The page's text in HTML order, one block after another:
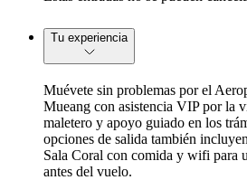
Tu experiencia
Muévete sin problemas por el
Mueang con asistencia VIP por la
maletero y apoyo guiado en los
opciones de salida también
Sala Coral con comida y wifi para
antes del vuelo.